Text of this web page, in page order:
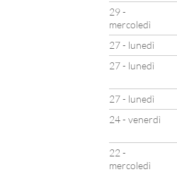
29 -
mercoledì
27 - lunedì
27 - lunedì
27 - lunedì
24 - venerdì
22 -
mercoledì